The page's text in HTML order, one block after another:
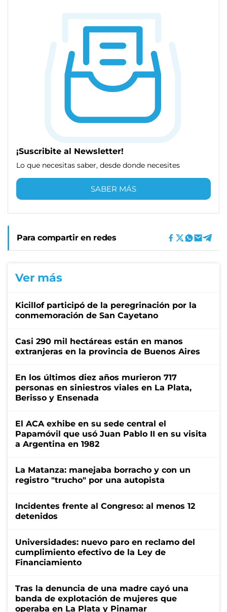
¡Suscribite al Newsletter!
Lo que necesitas saber, desde donde necesites
SABER MÁS
Para compartir en redes
Ver más
Kicillof participó de la peregrinación por la
conmemoración de San Cayetano
Casi 290 mil hectáreas están en manos
extranjeras en la provincia de Buenos Aires
En los últimos diez años murieron 717
personas en siniestros viales en La Plata,
Berisso y Ensenada
El ACA exhibe en su sede central el
Papamóvil que usó Juan Pablo II en su visita
a Argentina en 1982
La Matanza: manejaba borracho y con un
registro "trucho" por una autopista
Incidentes frente al Congreso: al menos 12
detenidos
Universidades: nuevo paro en reclamo del
cumplimiento efectivo de la Ley de
Financiamiento
Tras la denuncia de una madre cayó una
banda de explotación de mujeres que
operaba en La Plata y Pinamar